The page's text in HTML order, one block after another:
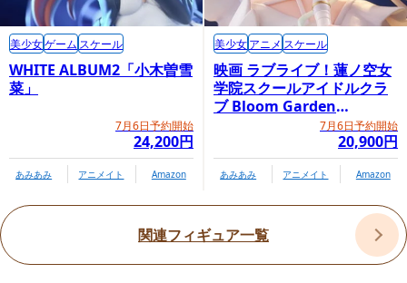
WHITE ALBUM2「小木曽雪
菜」
7月6日予約開始
24,200円
美少女ゲーム スケール
あみあみ アニメイト Amazon
映画 ラブライブ！蓮ノ空女
学院スクールアイドルクラ
ブ Bloom Garden
Party「大沢瑠璃乃」7月6日予約開始
20,900円
美少女アニメ スケール
あみあみ アニメイト Amazon
関連フィギュア一覧